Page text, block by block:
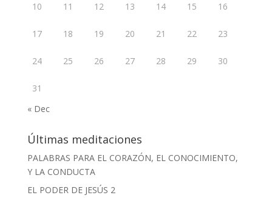
10 11 12 13 14 15 16
17 18 19 20 21 22 23
24 25 26 27 28 29 30
31
« Dec
Últimas meditaciones
PALABRAS PARA EL CORAZÓN, EL CONOCIMIENTO,
Y LA CONDUCTA
EL PODER DE JESÚS 2